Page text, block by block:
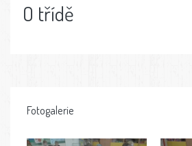
O třídě
Fotogalerie